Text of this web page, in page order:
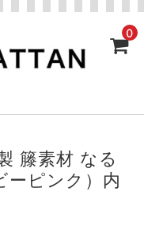
0
籐素材 なる
ーピンク）内